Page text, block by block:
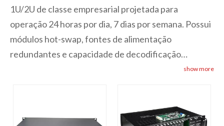
1U/2U de classe empresarial projetada para
operação 24 horas por dia, 7 dias por semana. Possui
módulos hot-swap, fontes de alimentação
redundantes e capacidade de decodificação
multicanal. Suporta decodificação simultânea de
instalações de transmissão que exigem soluções de
show more